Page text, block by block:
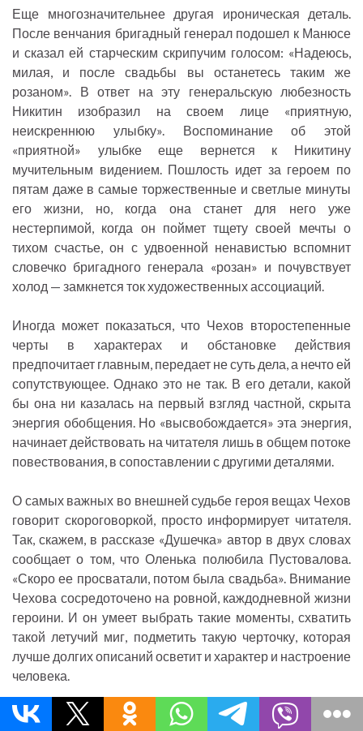
Еще многозначительнее другая ироническая деталь.
После венчания бригадный генерал подошел к Манюсе
и сказал ей старческим скрипучим голосом: «Надеюсь,
милая, и после свадьбы вы останетесь таким же
розаном». В ответ на эту генеральскую любезность
Никитин изобразил на своем лице «приятную,
неискреннюю улыбку». Воспоминание об этой
«приятной» улыбке еще вернется к Никитину
мучительным видением. Пошлость идет за героем по
пятам даже в самые торжественные и светлые минуты
его жизни, но, когда она станет для него уже
нестерпимой, когда он поймет тщету своей мечты о
тихом счастье, он с удвоенной ненавистью вспомнит
словечко бригадного генерала «розан» и почувствует
холод — замкнется ток художественных ассоциаций.
Иногда может показаться, что Чехов второстепенные
черты в характерах и обстановке действия
предпочитает главным, передает не суть дела, а нечто ей
сопутствующее. Однако это не так. В его детали, какой
бы она ни казалась на первый взгляд частной, скрыта
энергия обобщения. Но «высвобождается» эта энергия,
начинает действовать на читателя лишь в общем потоке
повествования, в сопоставлении с другими деталями.
О самых важных во внешней судьбе героя вещах Чехов
говорит скороговоркой, просто информирует читателя.
Так, скажем, в рассказе «Душечка» автор в двух словах
сообщает о том, что Оленька полюбила Пустовалова.
«Скоро ее просватали, потом была свадьба». Внимание
Чехова сосредоточено на ровной, каждодневной жизни
героини. И он умеет выбрать такие моменты, схватить
такой летучий миг, подметить такую черточку, которая
лучше долгих описаний осветит и характер и настроение
человека.
«По субботам Пустовалов и она, — пишет Чехов, —